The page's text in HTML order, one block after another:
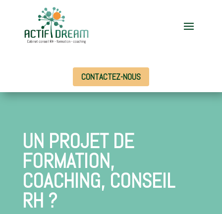
CONTACTEZ-NOUS
UN PROJET DE
FORMATION,
COACHING, CONSEIL
RH ?